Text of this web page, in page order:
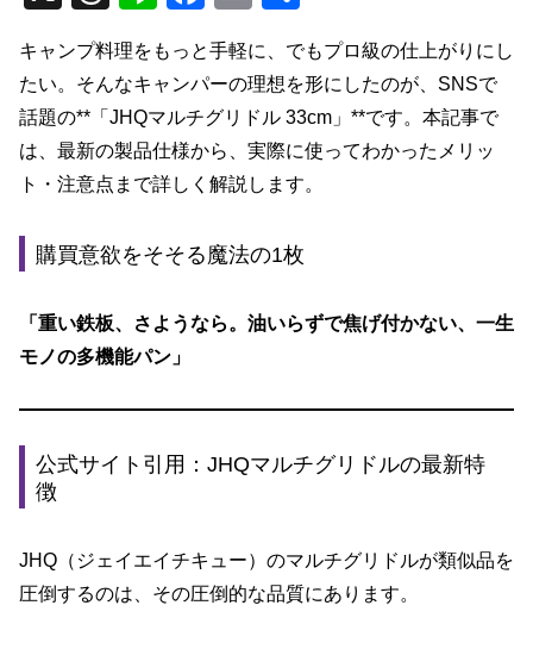
e
a
d
s
e
a
c
e
b
o
k
ail
キャンプ料理をもっと手軽に、でもプロ級の仕上がりにし
たい。そんなキャンパーの理想を形にしたのが、SNSで
話題の**「JHQマルチグリドル 33cm」**です。本記事で
は、最新の製品仕様から、実際に使ってわかったメリッ
ト・注意点まで詳しく解説します。
購買意欲をそそる魔法の1枚
「重い鉄板、さようなら。油いらずで焦げ付かない、一生
モノの多機能パン」
公式サイト引用：JHQマルチグリドルの最新特
徴
JHQ（ジェイエイチキュー）のマルチグリドルが類似品を
圧倒するのは、その圧倒的な品質にあります。